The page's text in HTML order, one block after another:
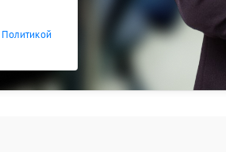
Политикой